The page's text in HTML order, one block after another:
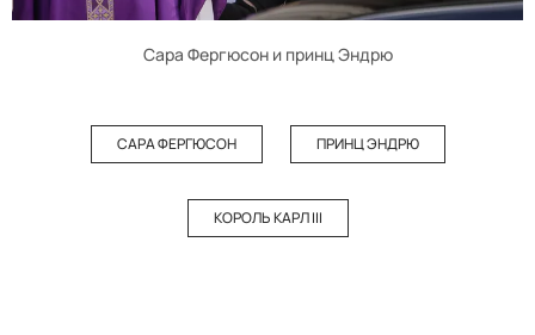
Сара Фергюсон и принц Эндрю
САРА ФЕРГЮСОН ПРИНЦ ЭНДРЮ
КОРОЛЬ КАРЛ III